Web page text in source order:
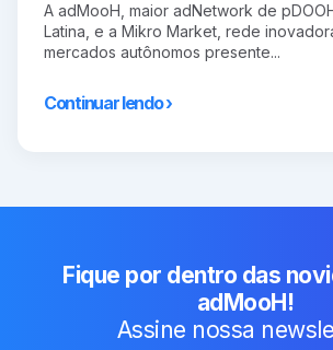
A adMooH, maior adNetwork de
Latina, e a Mikro Market, rede
mercados autônomos presente...
Continuar lendo ›
Fique por dentro das
adMooH!
Assine nossa